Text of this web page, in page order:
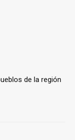
de la región